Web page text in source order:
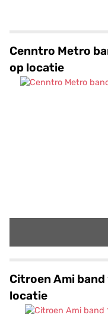
Cenntro Metro
op locatie
Citroen Ami
locatie